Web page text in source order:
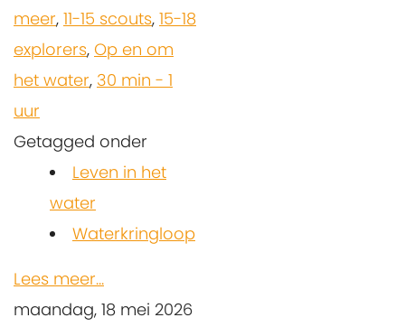
meer, 11-15 scouts, 15-18
explorers, Op en om
het water, 30 min - 1
uur
Getagged onder
Leven in het
water
Waterkringloop
Lees meer...
maandag, 18 mei 2026